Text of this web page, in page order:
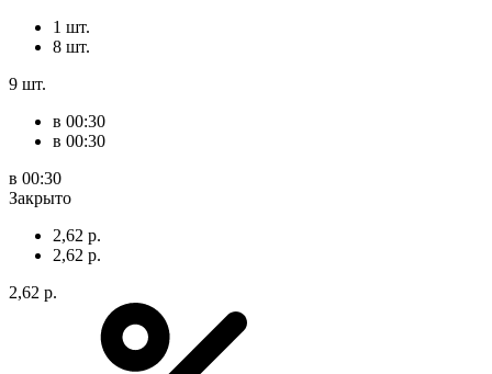
1 шт.
8 шт.
9 шт.
в 00:30
в 00:30
в 00:30
Закрыто
2,62 р.
2,62 р.
2,62 р.